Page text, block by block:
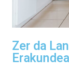
Zer da